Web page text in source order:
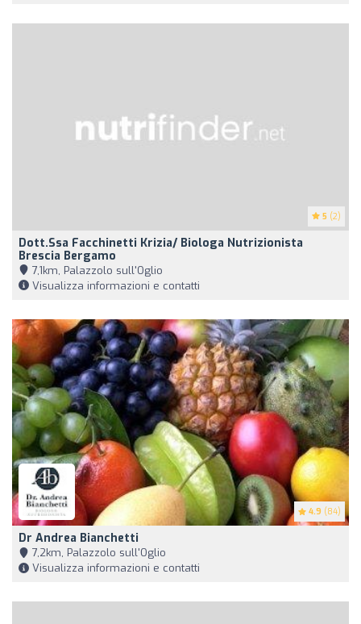
5 (2)
Dott.ssa Facchinetti Krizia/ Biologa Nutrizionista
Brescia Bergamo
7,1km, Palazzolo sull'Oglio
Visualizza informazioni e contatti
4.9 (84)
Dr Andrea Bianchetti
7,2km, Palazzolo sull'Oglio
Visualizza informazioni e contatti